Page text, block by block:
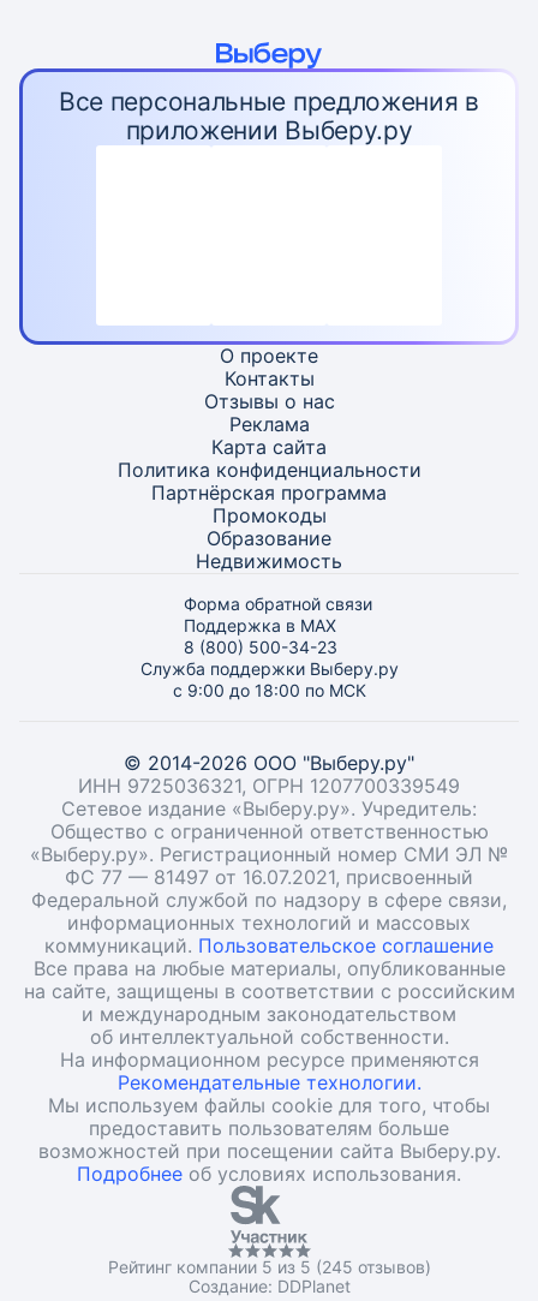
Все персональные предложения в
приложении Выберу.ру
О проекте
Контакты
Отзывы о нас
Реклама
Карта сайта
Политика конфиденциальности
Партнёрская программа
Промокоды
Образование
Недвижимость
Форма обратной связи
Поддержка в MAX
8 (800) 500-34-23
Служба поддержки Выберу.ру
с 9:00 до 18:00 по МСК
© 2014-2026 ООО "Выберу.ру"
ИНН 9725036321, ОГРН 1207700339549
Сетевое издание «Выберу.ру». Учредитель:
Общество с ограниченной ответственностью
«Выберу.ру». Регистрационный номер СМИ ЭЛ №
ФС 77 — 81497 от 16.07.2021, присвоенный
Федеральной службой по надзору в сфере связи,
информационных технологий и массовых
коммуникаций. Пользовательское соглашение
Все права на любые материалы, опубликованные
на сайте, защищены в соответствии с российским
и международным законодательством
об интеллектуальной собственности.
На информационном ресурсе применяются
Рекомендательные технологии.
Мы используем файлы cookie для того, чтобы
предоставить пользователям больше
возможностей при посещении сайта Выберу.ру.
Подробнее об условиях использования.
Рейтинг компании 5 из 5 (245 отзывов)
Создание: DDPlanet